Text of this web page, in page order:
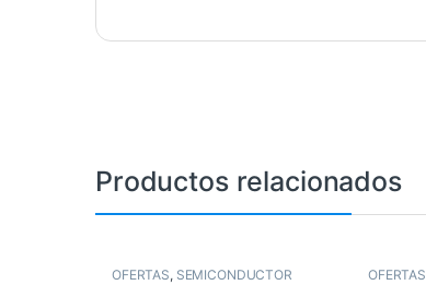
Productos relacionados
OFERTAS, SEMICONDUCTOR OFERTAS